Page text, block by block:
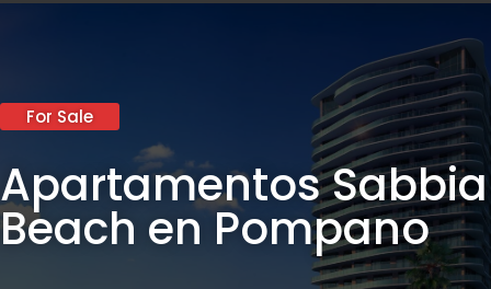
For Sale
Apartamentos Sabbia
Beach en Pompano